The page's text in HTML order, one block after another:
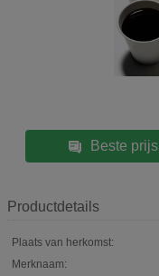
Beste prijs
Productdetails
Plaats van herkomst:
Merknaam: